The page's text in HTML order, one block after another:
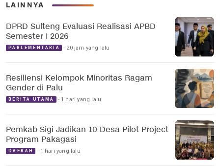
LAINNYA
DPRD Sulteng Evaluasi Realisasi APBD
Semester I 2026
PARLEMENTARIA 20 jam yang lalu
Resiliensi Kelompok Minoritas Ragam
Gender di Palu
BERITA UTAMA 1 hari yang lalu
Pemkab Sigi Jadikan 10 Desa Pilot Project
Program Pakagasi
DAERAH 1 hari yang lalu